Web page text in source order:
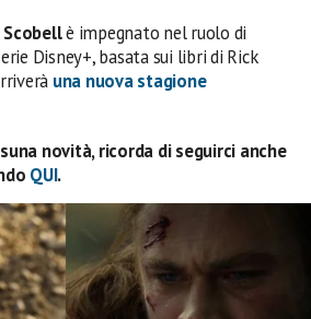
è impegnato nel ruolo di
Disney+, basata sui libri di Rick
una nuova stagione
novità, ricorda di seguirci anche
QUI.